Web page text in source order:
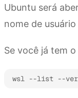
Ubuntu será
nome de
Se você já tem
wsl --list --